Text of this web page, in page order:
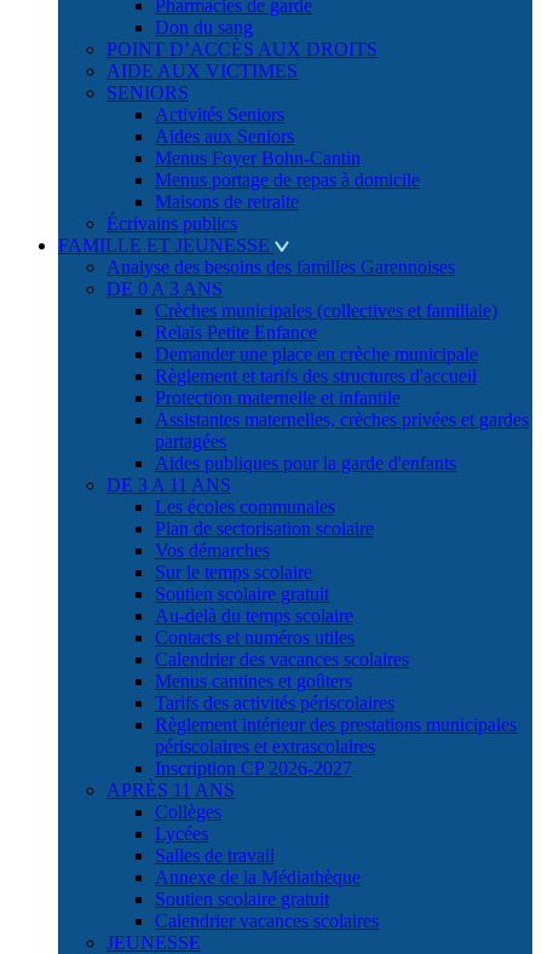
Pharmacies de garde
Don du sang
POINT D’ACCÈS AUX DROITS
AIDE AUX VICTIMES
SENIORS
Activités Seniors
Aides aux Seniors
Menus Foyer Bohn-Cantin
Menus portage de repas à domicile
Maisons de retraite
Écrivains publics
FAMILLE ET JEUNESSE
Analyse des besoins des familles Garennoises
DE 0 A 3 ANS
Crèches municipales (collectives et familiale)
Relais Petite Enfance
Demander une place en crèche municipale
Règlement et tarifs des structures d'accueil
Protection maternelle et infantile
Assistantes maternelles, crèches privées et gardes
partagées
Aides publiques pour la garde d'enfants
DE 3 A 11 ANS
Les écoles communales
Plan de sectorisation scolaire
Vos démarches
Sur le temps scolaire
Soutien scolaire gratuit
Au-delà du temps scolaire
Contacts et numéros utiles
Calendrier des vacances scolaires
Menus cantines et goûters
Tarifs des activités périscolaires
Règlement intérieur des prestations municipales
périscolaires et extrascolaires
Inscription CP 2026-2027
APRÈS 11 ANS
Collèges
Lycées
Salles de travail
Annexe de la Médiathèque
Soutien scolaire gratuit
Calendrier vacances scolaires
JEUNESSE